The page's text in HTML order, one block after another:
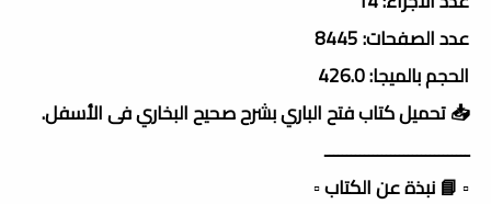
عدد الصفحات: 8445
الحجم بالميجا: 426.0
📥 تحميل كتاب فتح الباري بشرح صحيح البخاري فى الأسفل.
ـــــــــــــــــــــــــــــــــ
▫️ 📘 نبذة عن الكتاب ▫️